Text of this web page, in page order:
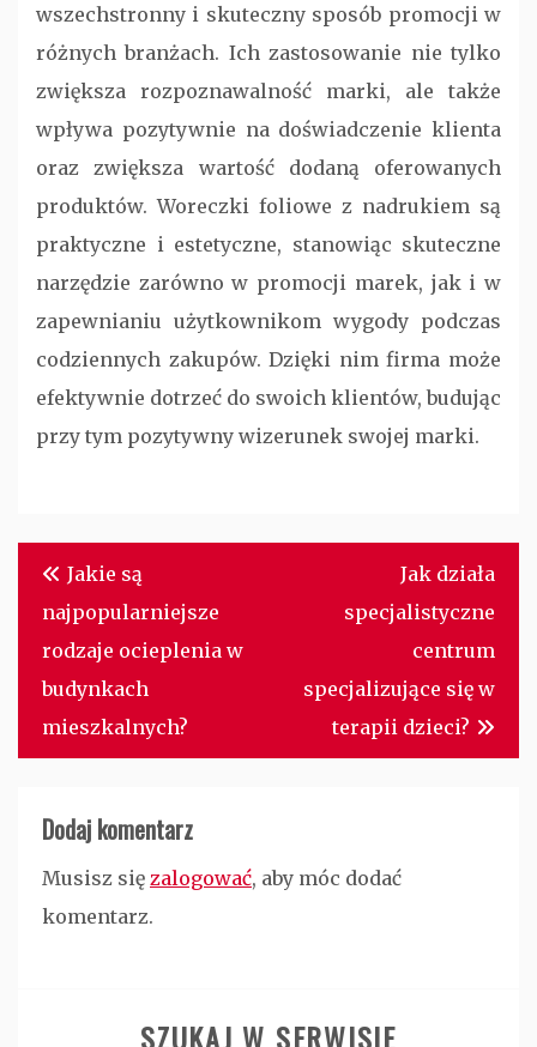
wszechstronny i skuteczny sposób promocji w
różnych branżach. Ich zastosowanie nie tylko
zwiększa rozpoznawalność marki, ale także
wpływa pozytywnie na doświadczenie klienta
oraz zwiększa wartość dodaną oferowanych
produktów. Woreczki foliowe z nadrukiem są
praktyczne i estetyczne, stanowiąc skuteczne
narzędzie zarówno w promocji marek, jak i w
zapewnianiu użytkownikom wygody podczas
codziennych zakupów. Dzięki nim firma może
efektywnie dotrzeć do swoich klientów, budując
przy tym pozytywny wizerunek swojej marki.
Nawigacja
wpisu
Jakie są
najpopularniejsze
rodzaje ocieplenia w
budynkach
mieszkalnych?
Jak działa
specjalistyczne
centrum
specjalizujące się w
terapii dzieci?
Dodaj komentarz
Musisz się zalogować, aby móc dodać
komentarz.
SZUKAJ W SERWISIE